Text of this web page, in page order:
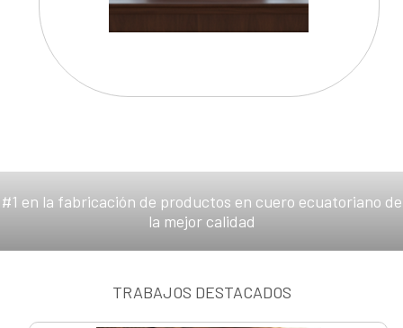
#1 en la fabricación de productos en cuero ecuatoriano de
la mejor calidad
TRABAJOS DESTACADOS